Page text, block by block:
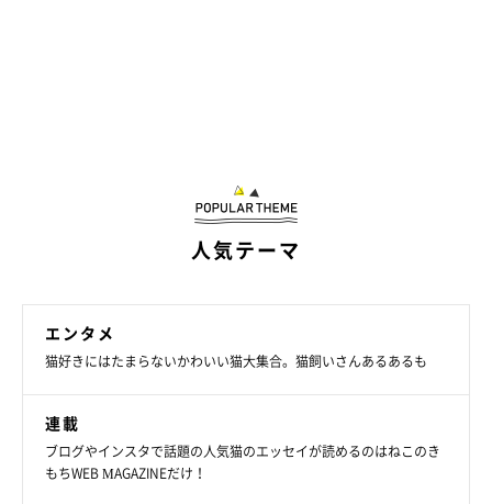
人気テーマ
エンタメ
猫好きにはたまらないかわいい猫大集合。猫飼いさんあるあるも
連載
ブログやインスタで話題の人気猫のエッセイが読めるのはねこのき
もちWEB MAGAZINEだけ！